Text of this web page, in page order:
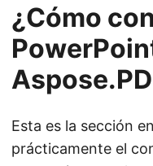
¿Cómo
Esta es la sección
prácticamente el